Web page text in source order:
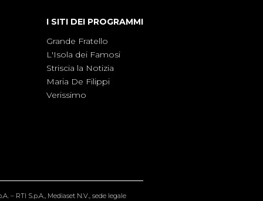
I SITI DEI PROGRAMMI
Grande Fratello
L'Isola dei Famosi
Striscia la Notizia
Maria De Filippi
Verissimo
– RTI S.p.A., Mediaset N.V., sede legale